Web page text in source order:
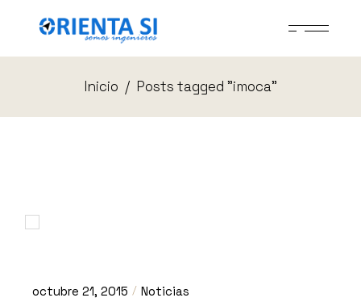
Inicio Posts tagged "imoca"
octubre 21, 2015 Noticias